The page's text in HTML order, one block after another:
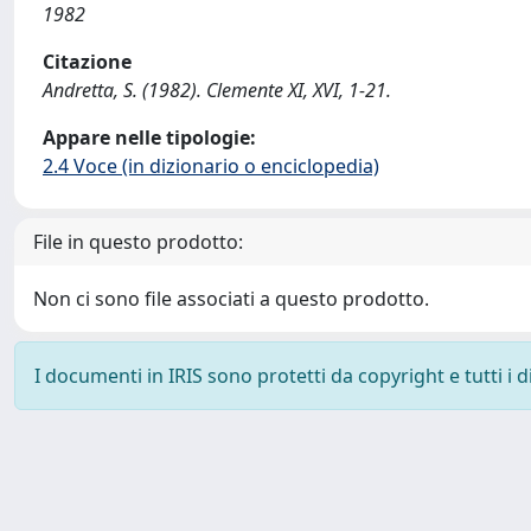
1982
Citazione
Andretta, S. (1982). Clemente XI, XVI, 1-21.
Appare nelle tipologie:
2.4 Voce (in dizionario o enciclopedia)
File in questo prodotto:
Non ci sono file associati a questo prodotto.
I documenti in IRIS sono protetti da copyright e tutti i